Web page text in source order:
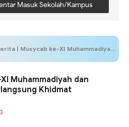
Masuk Sekolah/Kampus
| Musycab ke-XI Muhammadiyah dan 'Aisyah Pontang Berlangsung Khidmat
Muhammadiyah dan
Khidmat